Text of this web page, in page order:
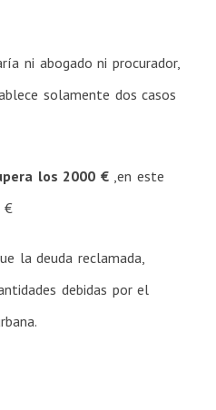
ni abogado ni procurador,
solamente dos casos
los 2000 €,en este
€
la deuda reclamada,
debidas por el